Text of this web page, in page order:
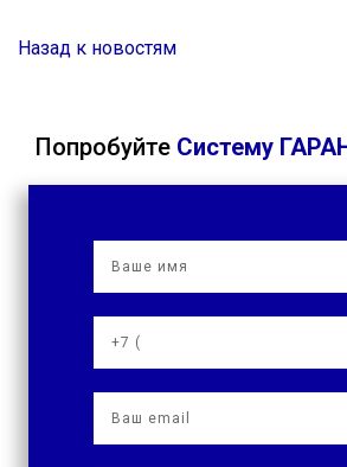
Назад к новостям
Попробуйте Систему